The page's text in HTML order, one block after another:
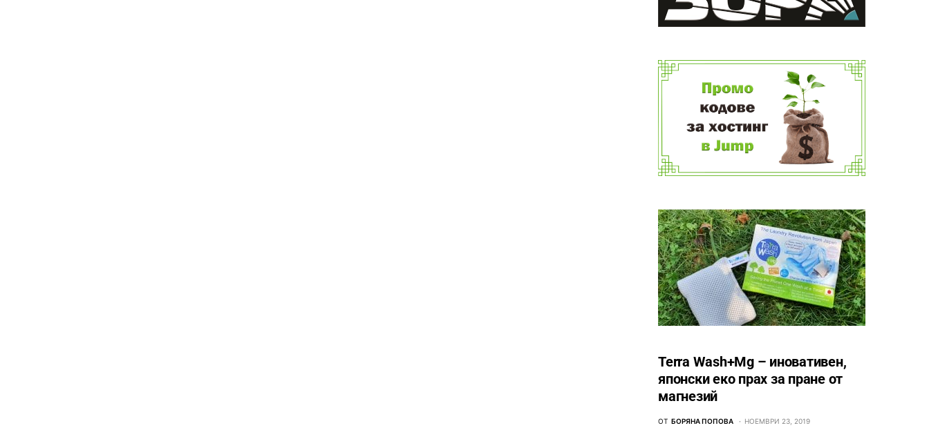
Terra Wash+Mg – иновативен,
японски еко прах за пране от
магнезий
ОТ БОРЯНА ПОПОВА НОЕМВРИ 23, 2019